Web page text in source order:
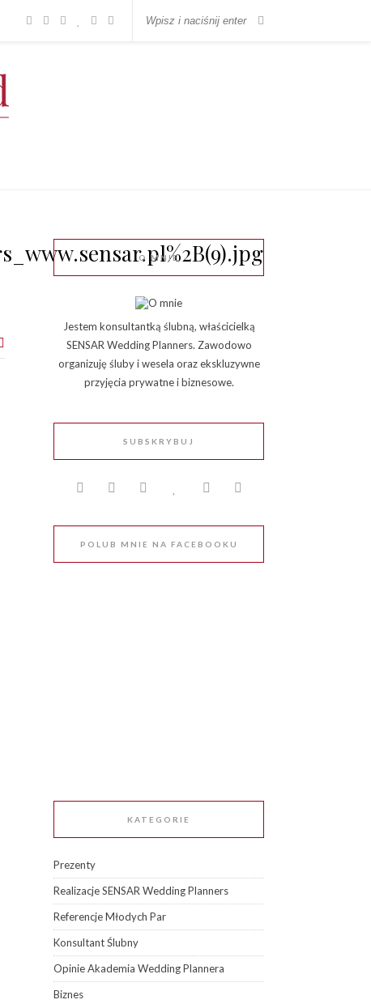
O MNIE
Jestem konsultantką ślubną, właścicielką
SENSAR Wedding Planners. Zawodowo
organizuję śluby i wesela oraz ekskluzywne
przyjęcia prywatne i biznesowe.
SUBSKRYBUJ
POLUB MNIE NA FACEBOOKU
KATEGORIE
Prezenty
Realizacje SENSAR Wedding Planners
Referencje Młodych Par
Konsultant Ślubny
Opinie Akademia Wedding Plannera
Biznes